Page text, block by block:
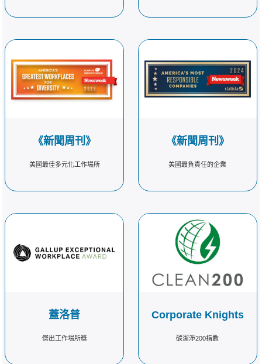
《新聞周刊》
美國最佳多元化工作場所
蓋洛普
傑出工作場所獎
《新聞周刊》
美國最負責任的企業
Corporate Knights
碳潔淨200指數